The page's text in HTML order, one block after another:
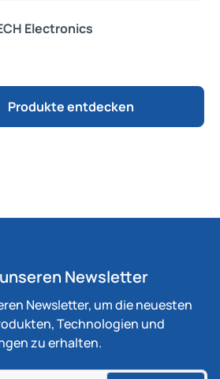
ITECH Electronics
Produkte entdecken
Newsletter
Newsletter, um die neuesten
Technologien und
zu erhalten.